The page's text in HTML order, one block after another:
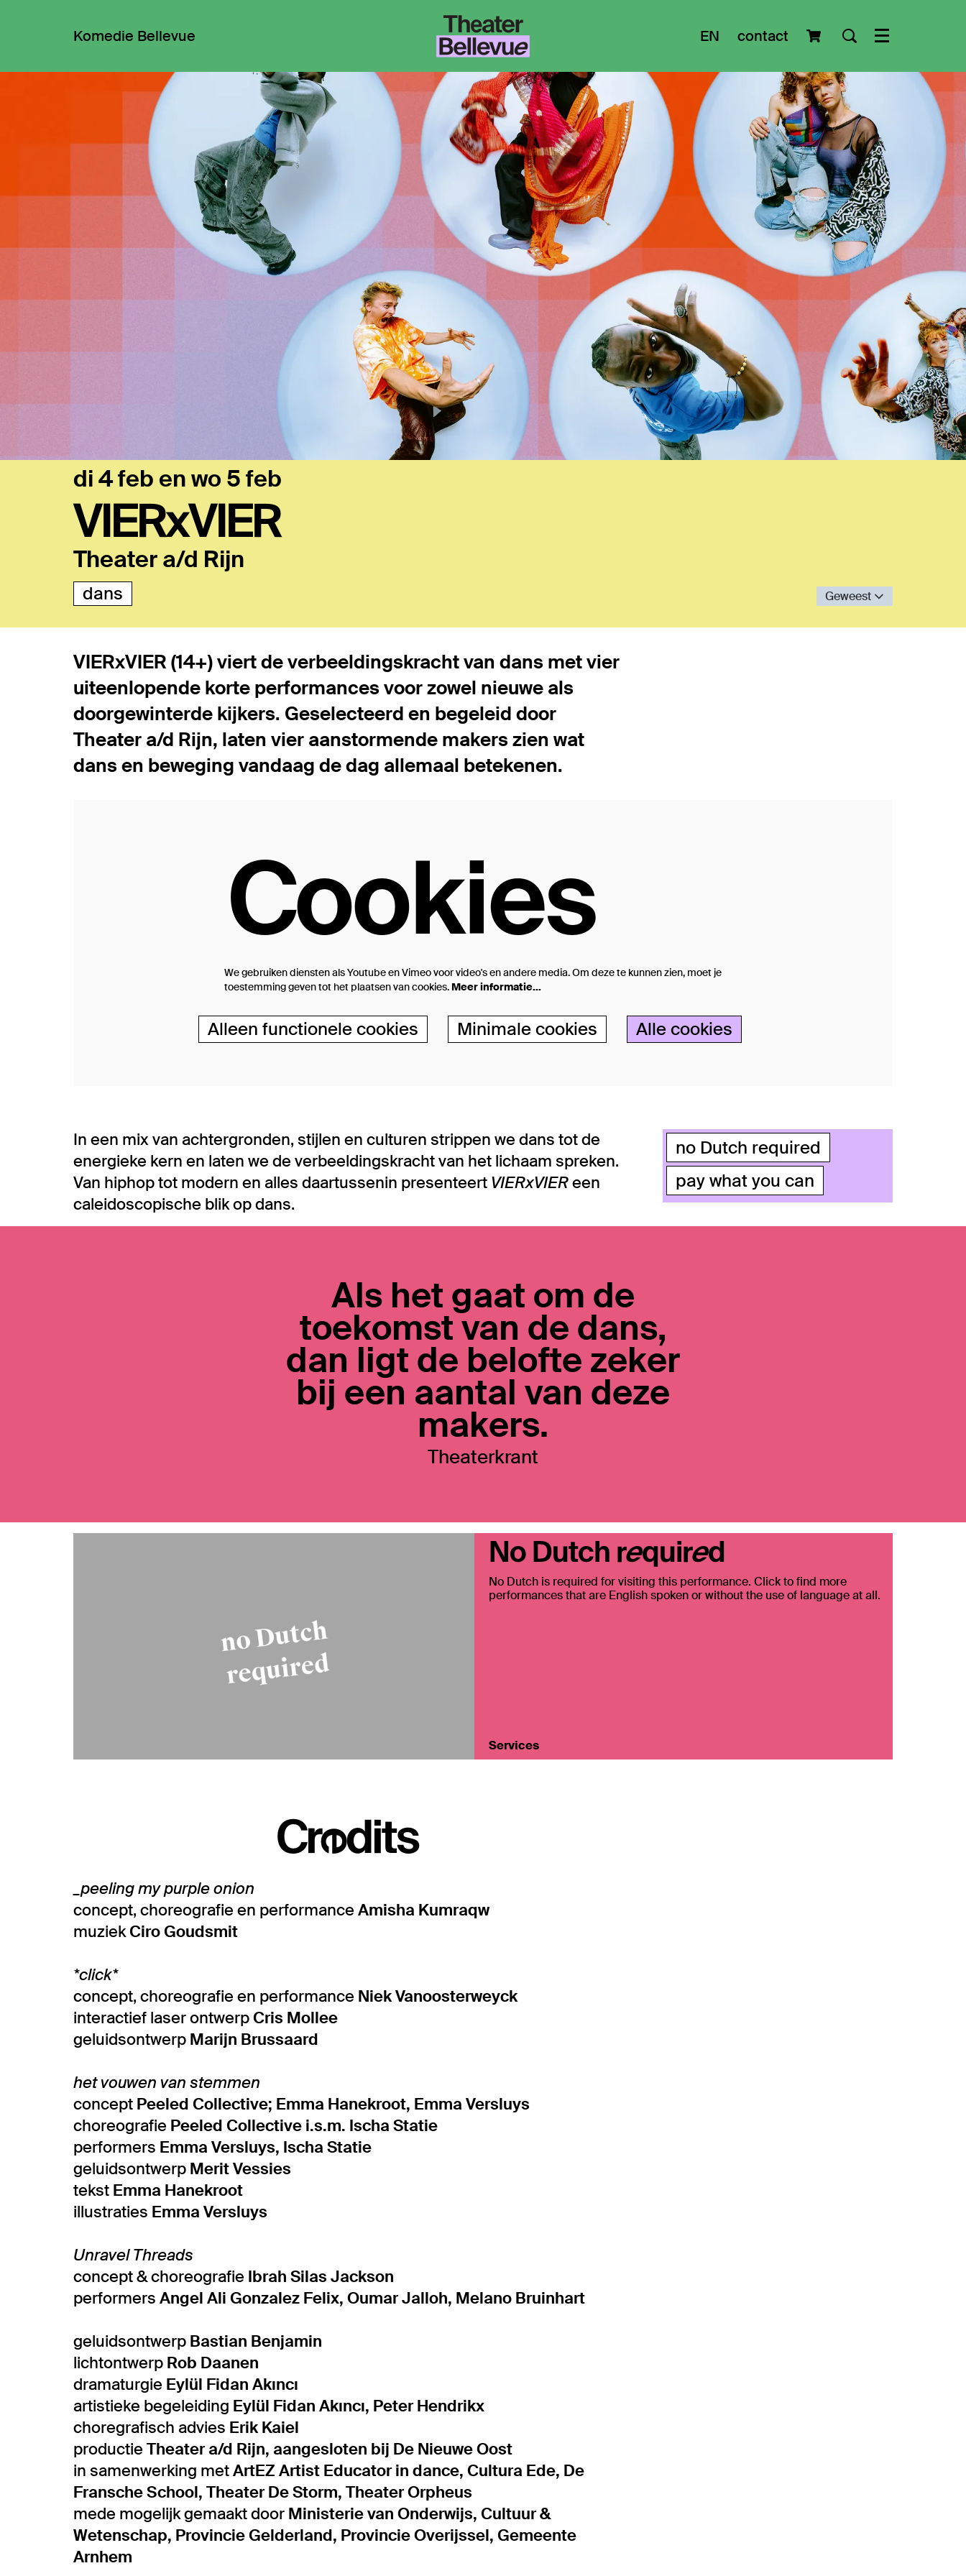
Komedie Bellevue EN contact Menu
VIERxVIER
Theater a/d Rijn
di 4 febenwo 5 feb
dans Geweest
VIERxVIER (14+) viert de verbeeldingskracht van dans met vier
uiteenlopende korte performances voor zowel nieuwe als
doorgewinterde kijkers. Geselecteerd en begeleid door
Theater a/d Rijn, laten vier aanstormende makers zien wat
dans en beweging vandaag de dag allemaal betekenen.
Cookies
We gebruiken diensten als Youtube en Vimeo voor video's en andere media. Om deze te kunnen zien, moet je
toestemming geven tot het plaatsen van cookies. Meer informatie…
Alleen functionele cookies Minimale cookies Alle cookies
In een mix van achtergronden, stijlen en culturen strippen we dans tot de
energieke kern en laten we de verbeeldingskracht van het lichaam spreken.
Van hiphop tot modern en alles daartussenin presenteert VIERxVIEReen
caleidoscopische blik op dans.
no Dutch required
pay what you can
Als het gaat om de
toekomst van de dans,
dan ligt de belofte zeker
bij een aantal van deze
makers.
Theaterkrant
No Dutch required
No Dutch is required for visiting this performance. Click to find more
performances that are English spoken or without the use of language at all.
Services
Credits
_peeling my purple onion
concept, choreografie en performance Amisha Kumraqw
muziekCiro Goudsmit
*click*
concept, choreografie en performance Niek Vanoosterweyck
interactief laser ontwerp Cris Mollee
geluidsontwerp Marijn Brussaard
het vouwen van stemmen
concept Peeled Collective; Emma Hanekroot, Emma Versluys
choreografie Peeled Collective i.s.m. Ischa Statie
performers Emma Versluys, Ischa Statie
geluidsontwerp Merit Vessies
tekst Emma Hanekroot
illustraties Emma Versluys
Unravel Threads
concept & choreografie Ibrah Silas Jackson
performers Angel Ali Gonzalez Felix, Oumar Jalloh, Melano Bruinhart
geluidsontwerp Bastian Benjamin
lichtontwerp Rob Daanen
dramaturgie Eylül Fidan Akıncı
artistieke begeleiding Eylül Fidan Akıncı, Peter Hendrikx
choregrafisch advies Erik Kaiel
productie Theater a/d Rijn, aangesloten bij De Nieuwe Oost
in samenwerking metArtEZ Artist Educator in dance, Cultura Ede, De
Fransche School, Theater De Storm, Theater Orpheus
mede mogelijk gemaakt door Ministerie van Onderwijs, Cultuur &
Wetenschap, Provincie Gelderland, Provincie Overijssel, Gemeente
Arnhem